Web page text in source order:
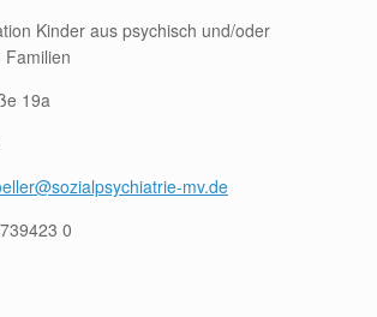
Kinder aus psychisch und/oder
Familien
19a
mv.de
0